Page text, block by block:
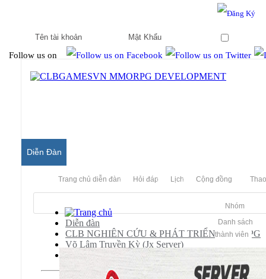
Follow us on
Diễn Đàn
Trang chủ diễn đàn Hỏi đáp Lịch Cộng đồng
Nhóm
Danh sách
thành viên
Diễn đàn
CLB NGHIÊN CỨU & PHÁT TRIỂN MMORPG
Võ Lâm Truyền Kỳ (Jx Server)
[JX]
Chia sẽ cách xếp hạng dấu hỏi